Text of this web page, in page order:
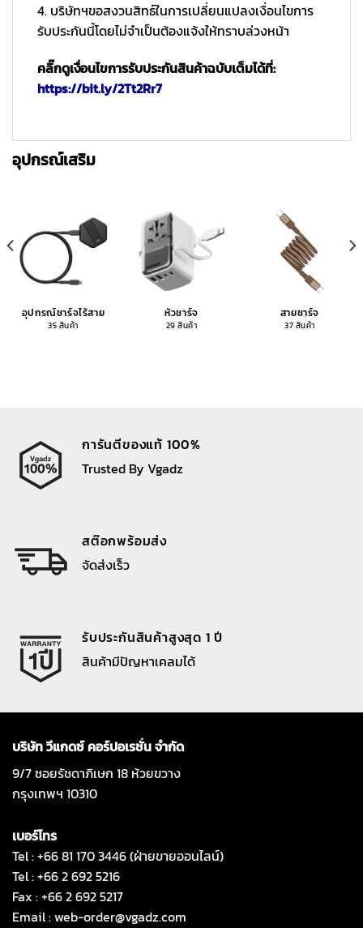
4. บริษัทฯขอสงวนสิทธ์ในการเปลี่ยนแปลงเงื่อนไขการ
รับประกันนี้โดยไม่จำเป็นต้องแจ้งให้ทราบล่วงหน้า
คลิ๊กดูเงื่อนไขการรับประกันสินค้าฉบับเต็มได้ที่:
https://bit.ly/2Tt2Rr7
อุปกรณ์เสริม
อุปกรณ์ชาร์จไร้สาย
35 สินค้า
หัวชาร์จ
29 สินค้า
สายชาร์จ
37 สินค้า
การันตีของแท้ 100%
Trusted By Vgadz
สต๊อกพร้อมส่ง
จัดส่งเร็ว
รับประกันสินค้าสูงสุด 1 ปี
สินค้ามีปัญหาเคลมได้
บริษัท วีแกดซ์ คอร์ปอเรชั่น จำกัด
9/7 ซอยรัชดาภิเษก 18 ห้วยขวาง
กรุงเทพฯ 10310
เบอร์โทร
Tel : +66 81 170 3446 (ฝ่ายขายออนไลน์)
Tel : +66 2 692 5216
Fax : +66 2 692 5217
Email :web-order@vgadz.com